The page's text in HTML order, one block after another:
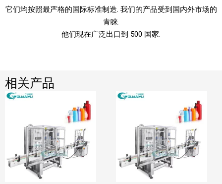
它们均按照最严格的国际标准制造. 我们的产品受到国内外市场的
青睐.
他们现在广泛出口到 500 国家.
相关产品